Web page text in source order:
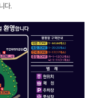
다.